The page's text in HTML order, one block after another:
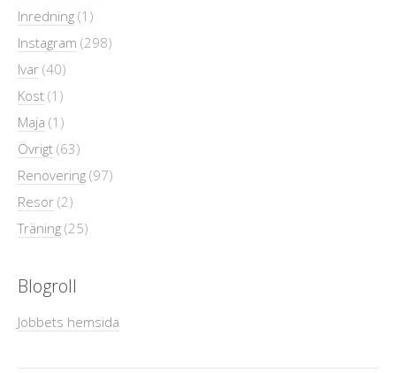
Inredning (1)
Instagram (298)
Ivar (40)
Kost (1)
Maja (1)
Övrigt (63)
Renovering (97)
Resor (2)
Träning (25)
Blogroll
Jobbets hemsida